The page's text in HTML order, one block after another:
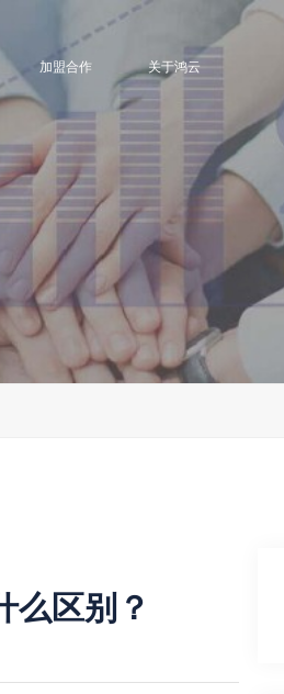
加盟合作 关于鸿云
么区别？